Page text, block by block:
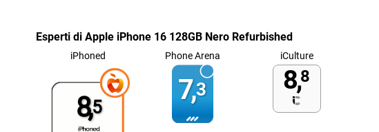
Esperti di Apple iPhone 16 128GB Nero Refurbished
iPhoned
8,5
Phone Arena
7,3
iCulture
8,8